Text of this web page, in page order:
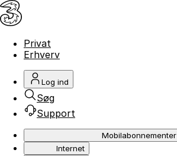
Privat
Erhverv
Log ind
Søg
Support
Mobilabonnementer
Internet